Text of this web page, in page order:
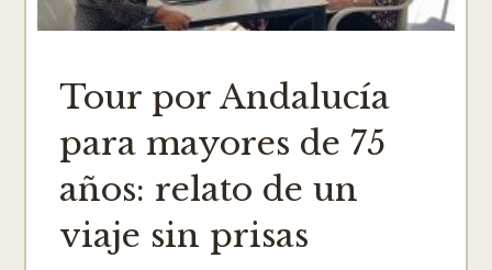
Tour por Andalucía
para mayores de 75
años: relato de un
viaje sin prisas